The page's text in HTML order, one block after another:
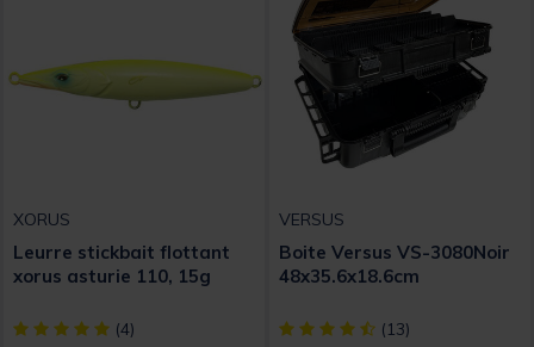
XORUS
Leurre stickbait flottant
xorus asturie 110, 15g
[object Object] out of 5 Customer Rating
(4)
VERSUS
Boite Versus VS-3080Noir
48x35.6x18.6cm
[object Object] out of 5
(13)